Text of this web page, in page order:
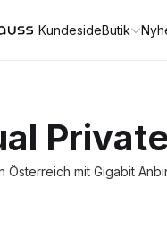
KundesideButik
Österreich mit Gigabit